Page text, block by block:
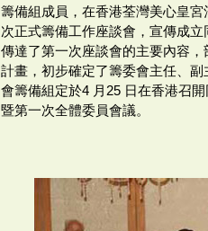
籌備組成員，在香港荃灣美心皇宮
次正式籌備工作座談會，宣傳成立
傳達了第一次座談會的主要內容
計畫，初步確定了籌委會主任、
會籌備組定於4 月25 日在香港召
暨第一次全體委員會議。